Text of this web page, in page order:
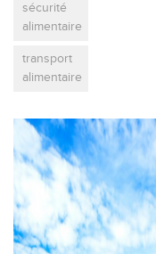
sécurité
alimentaire
transport
alimentaire